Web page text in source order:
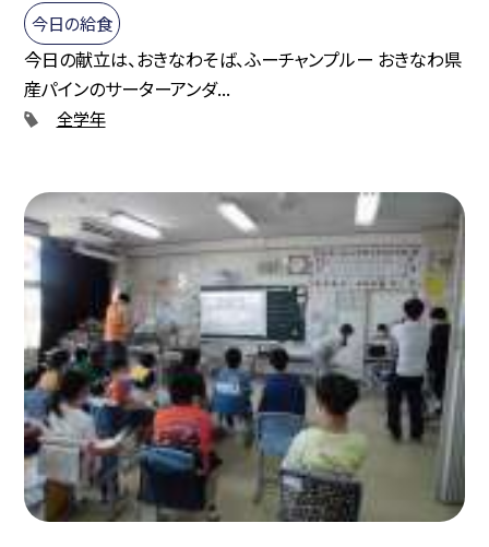
今日の給食
今日の献立は、おきなわそば、ふーチャンプルー おきなわ県
産パインのサーターアンダ...
全学年